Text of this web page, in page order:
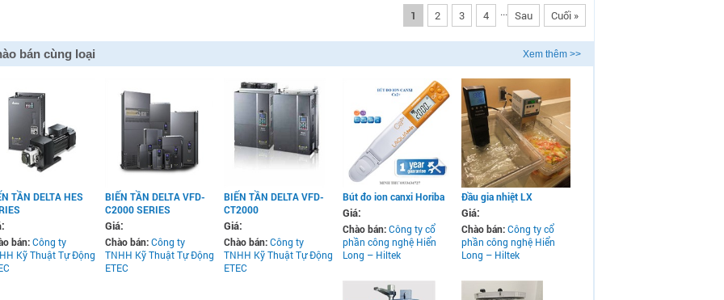
1 2 3 4 ... Sau Cuối »
bán cùng loại Xem thêm >>
TẦN DELTA HES
bán:Công ty
Kỹ Thuật Tự Động
BIẾN TẦN DELTA VFD-
C2000 SERIES
Giá:
Chào bán:Công ty
TNHH Kỹ Thuật Tự Động
ETEC
BIẾN TẦN DELTA VFD-
CT2000
Giá:
Chào bán:Công ty
TNHH Kỹ Thuật Tự Động
ETEC
Bút đo ion canxi Horiba
Giá:
Chào bán:Công ty cổ
phần công nghệ Hiển
Long – Hiltek
Đầu gia nhiệt LX
Giá:
Chào bán:Công ty cổ
phần công nghệ Hiển
Long – Hiltek